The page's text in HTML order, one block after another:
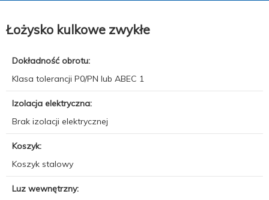
Łożysko kulkowe zwykłe
Dokładność obrotu:
Klasa tolerancji P0/PN lub ABEC 1
Izolacja elektryczna:
Brak izolacji elektrycznej
Koszyk:
Koszyk stalowy
Luz wewnętrzny: